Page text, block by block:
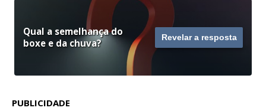
Qual a semelhança do
boxe e da chuva?
Revelar a resposta
PUBLICIDADE